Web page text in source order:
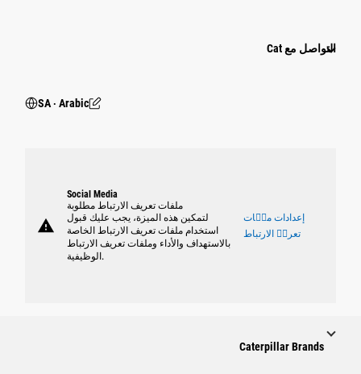
التواصل مع Cat
SA ‧ Arabic
warning
Social Media
ملفات تعريف الارتباط مطلوبة
لتمكين هذه الميزة، يجب عليك قبول
استخدام ملفات تعريف الارتباط الخاصة
بالاستهداف والأداء وملفات تعريف الارتباط
الوظيفية.
إعدادات ملٝات
تعريٝ الارتباط
Caterpillar Brands